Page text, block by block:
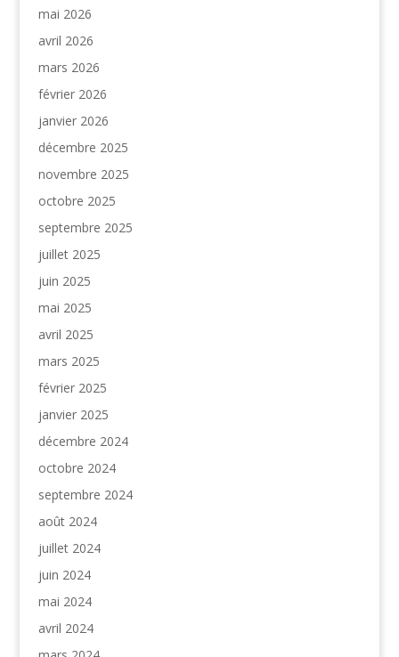
mai 2026
avril 2026
mars 2026
février 2026
janvier 2026
décembre 2025
novembre 2025
octobre 2025
septembre 2025
juillet 2025
juin 2025
mai 2025
avril 2025
mars 2025
février 2025
janvier 2025
décembre 2024
octobre 2024
septembre 2024
août 2024
juillet 2024
juin 2024
mai 2024
avril 2024